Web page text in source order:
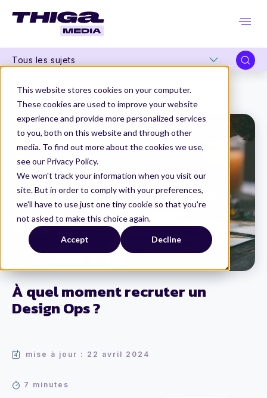
This website stores cookies on your computer.
These cookies are used to improve your website
experience and provide more personalized services
to you, both on this website and through other
media. To find out more about the cookies we use,
see our Privacy Policy.
We won't track your information when you visit our
site. But in order to comply with your preferences,
we'll have to use just one tiny cookie so that you're
not asked to make this choice again.
Accept Decline
Tous les sujets
À quel moment recruter un
Design Ops ?
mise à jour : 22 avril 2024
7 minutes
Thiga Media
Carrières Produit